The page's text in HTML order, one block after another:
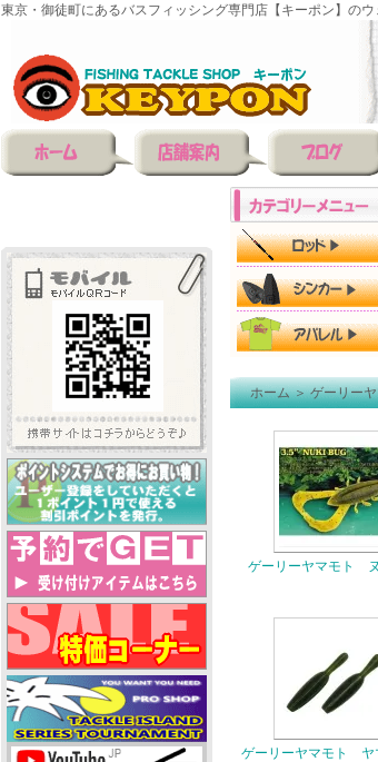
東京・御徒町にあるバスフィッシング専門店【キーポン】の
ホーム＞ゲーリー
ゲーリーヤマモト
ゲーリーヤマモト ヤ